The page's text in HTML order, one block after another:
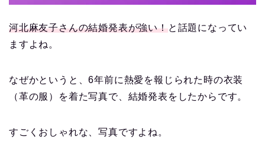
河北麻友子さんの結婚発表が強い！と話題になってい
ますよね。
なぜかというと、6年前に熱愛を報じられた時の衣装
（革の服）を着た写真で、結婚発表をしたからです。
すごくおしゃれな、写真ですよね。